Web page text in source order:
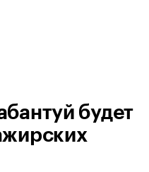
будет